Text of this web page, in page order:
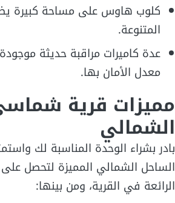
كلوب هاوس على مساحة كبيرة
المتنوعة.
عدة كاميرات مراقبة حديثة
معدل الأمان بها.
مميزات قرية
الشمالي
بادر بشراء الوحدة المناسبة لك
الساحل الشمالي المميزة لتحصل على
الرائعة في القرية، ومن بينها: